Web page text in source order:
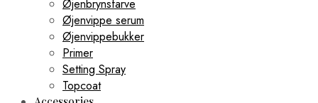
Øjenbrynsfarve
Øjenvippe serum
Øjenvippebukker
Primer
Setting Spray
Topcoat